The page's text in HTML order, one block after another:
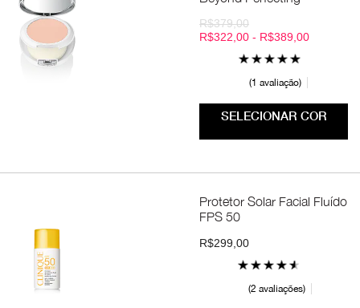
R$379,00
R$322,00 - R$389,00
1 avaliação
SELECIONAR COR
Protetor Solar Facial Fluído
FPS 50
R$299,00
2 avaliações